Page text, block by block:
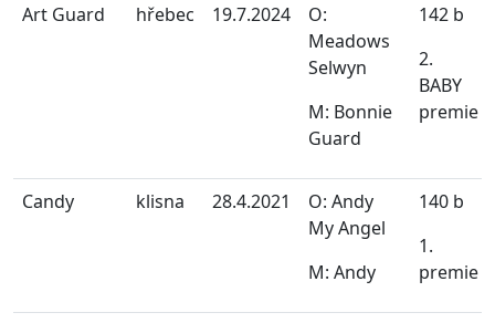
Art Guard hřebec 19.7.2024
O:
Meadows
Selwyn
M: Bonnie
Guard
142 b
2.
BABY
premie
Candy klisna 28.4.2021
O: Andy
My Angel
M: Andy
140 b
1.
premie